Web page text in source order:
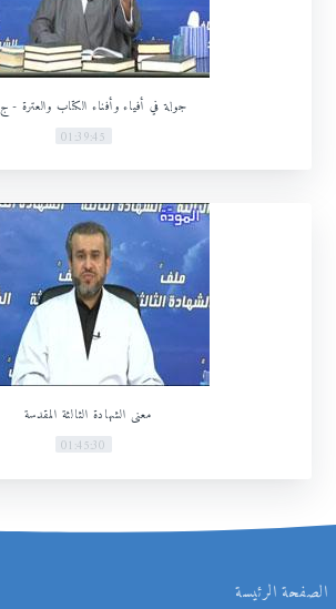
جولة في أفياء وأفناء الكتاب والعترة - ج 2
01:39:45
معنى الشهادة الثالثة المقدسة
01:45:30
الصفحة الرئيسة